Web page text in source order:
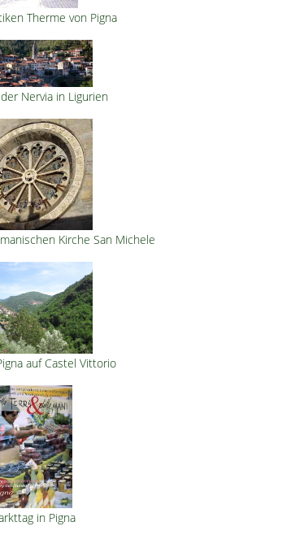
Therme von Pigna
Nervia in Ligurien
Kirche San Michele
auf Castel Vittorio
in Pigna